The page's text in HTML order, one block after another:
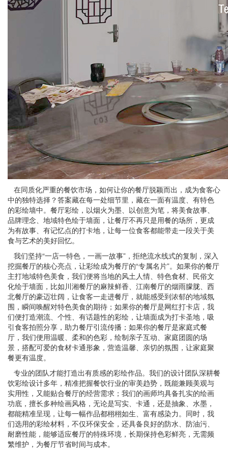
在同质化严重的餐饮市场，如何让你的餐厅脱颖而出，成为食客心
中的独特选择？答案藏在每一处细节里，藏在一面有温度、有特色
的彩绘墙中。餐厅彩绘，以烟火为墨、以创意为笔，将美食故事、
品牌理念、地域特色绘于墙面，让餐厅不再只是用餐的场所，更成
为有故事、有记忆点的打卡地，让每一位食客都能带走一段关于美
食与艺术的美好回忆。
我们坚持“一店一特色，一画一故事”，拒绝流水线式的复制，深入
挖掘餐厅的核心亮点，让彩绘成为餐厅的“专属名片”。如果你的餐厅
主打地域特色美食，我们便将当地的风土人情、特色食材、民俗文
化绘于墙面，比如川湘餐厅的麻辣鲜香、江南餐厅的烟雨朦胧、西
北餐厅的豪迈壮阔，让食客一走进餐厅，就能感受到浓郁的地域氛
围，瞬间唤醒对特色美食的期待；如果你的餐厅是网红打卡店，我
们便打造潮流、个性、有话题性的彩绘，让墙面成为打卡圣地，吸
引食客拍照分享，助力餐厅引流传播；如果你的餐厅是家庭式餐
厅，我们便用温暖、柔和的色彩，绘制亲子互动、家庭团圆的场
景，搭配可爱的食材卡通形象，营造温馨、亲切的氛围，让家庭聚
餐更有温度。
专业的团队才能打造出有质感的彩绘作品。我们的设计团队深耕餐
饮彩绘设计多年，精准把握餐饮行业的审美趋势，既能兼顾美观与
实用性，又能贴合餐厅的经营需求；我们的画师均具备扎实的绘画
功底，擅长多种绘画风格，无论是写实、卡通，还是抽象、水墨，
都能精准呈现，让每一幅作品都栩栩如生、富有感染力。同时，我
们选用的彩绘材料，不仅环保安全，还具备良好的防水、防油污、
耐磨性能，能够适应餐厅的特殊环境，长期保持色彩鲜亮，无需频
繁维护，为餐厅节省时间与成本。